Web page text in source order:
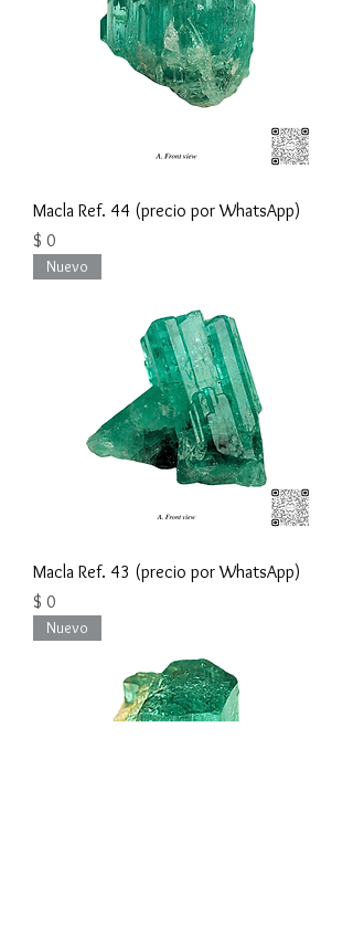
Macla Ref. 44 (precio por WhatsApp)
Precio
$ 0
Nuevo
Macla Ref. 43 (precio por WhatsApp)
Precio
$ 0
Nuevo